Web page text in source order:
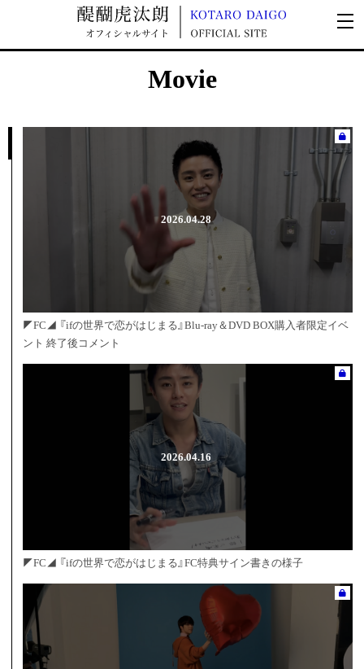
Movie
2026.04.28
◤FC◢ 『ifの世界で恋がはじまる』Blu-ray＆DVD BOX購入者限定イベ
ント 終了後コメント
2026.04.16
◤FC◢ 『ifの世界で恋がはじまる』FC特典サイン書きの様子